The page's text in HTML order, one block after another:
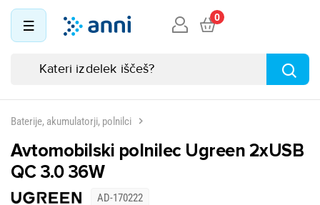
0
Baterije, akumulatorji, polnilci
Avtomobilski polnilec Ugreen 2xUSB
QC 3.0 36W
AD-170222